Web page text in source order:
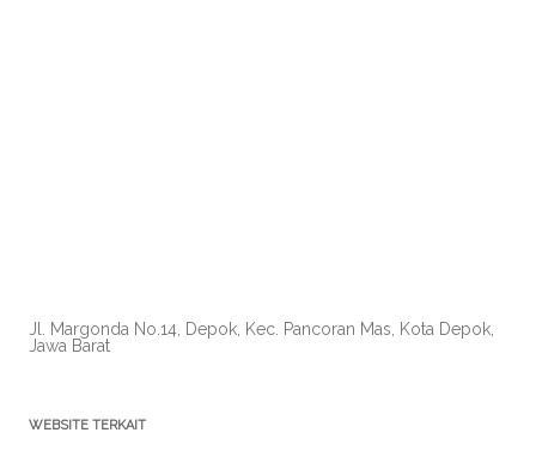
Jl. Margonda No.14, Depok, Kec. Pancoran Mas, Kota Depok,
Jawa Barat
WEBSITE TERKAIT